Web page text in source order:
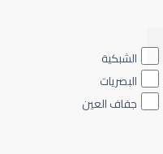
الشبكية
البصريات
جفاف العين